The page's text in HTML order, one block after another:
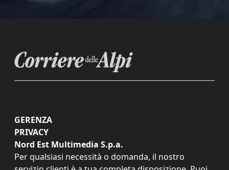
GERENZA
PRIVACY
Nord Est Multimedia S.p.a.
Per qualsiasi necessità o domanda, il nostro